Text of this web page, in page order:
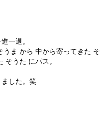
一退。
ま から 中から寄ってきた そ
そうた にパス。
した。笑